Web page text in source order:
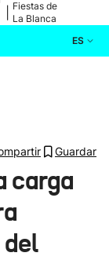
Fiestas de
La Blanca
ES
Guardar
carga
del